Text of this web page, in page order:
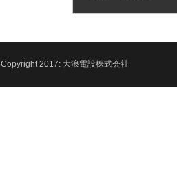
Copyright2017: 大浪電設株式会社